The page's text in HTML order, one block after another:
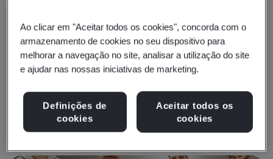
Insights e mídias
Insights de tendências
Ver Insights e Mídia
Ao clicar em "Aceitar todos os cookies", concorda com o
armazenamento de cookies no seu dispositivo para
melhorar a navegação no site, analisar a utilização do site
e ajudar nas nossas iniciativas de marketing.
Definições de
cookies
Aceitar todos os
cookies